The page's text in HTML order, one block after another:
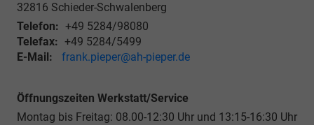
32816 Schieder-Schwalenberg
Telefon: +49 5284/98080
Telefax: +49 5284/5499
E-Mail:
frank.pieper@ah-pieper.de
Öffnungszeiten Werkstatt/Service
Montag bis Freitag: 08.00-12:30 Uhr und 13:15-16:30 Uhr